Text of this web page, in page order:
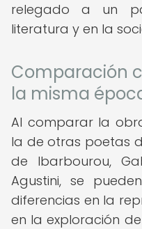
relegado a un
literatura y en la
Comparación
la misma
Al comparar la
la de otras poetas
de Ibarbourou,
Agustini, se
diferencias en la
en la exploración